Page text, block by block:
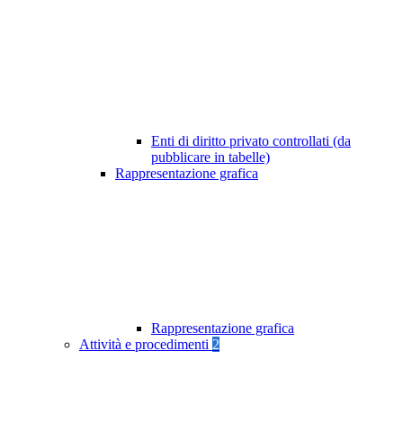
Enti di diritto privato controllati (da
pubblicare in tabelle)
Rappresentazione grafica
Rappresentazione grafica
Attività e procedimenti 2